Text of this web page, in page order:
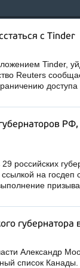
с Tinder
Tinder,
Reuters
российских
на
губернатора
Александр
список Канады.